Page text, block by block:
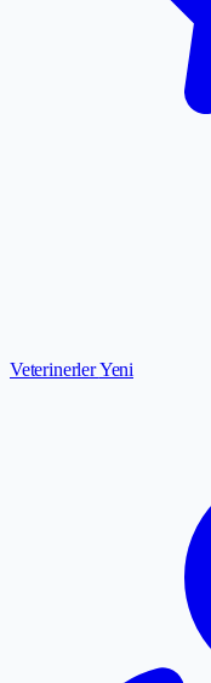
VeterinerlerYeni